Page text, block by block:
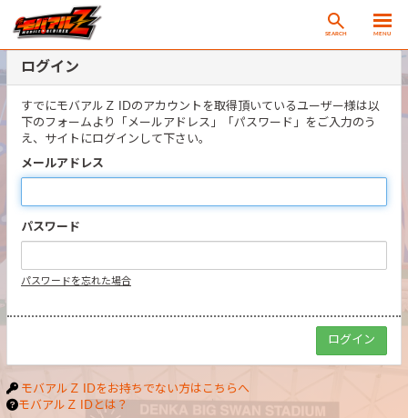
SEARCH MENU
ログイン
すでにモバアルＺ IDのアカウントを取得頂いているユーザー様は以
下のフォームより「メールアドレス」「パスワード」をご入力のう
え、サイトにログインして下さい。
メールアドレス
パスワード
パスワードを忘れた場合
モバアルＺ IDをお持ちでない方はこちらへ
モバアルＺ IDとは？